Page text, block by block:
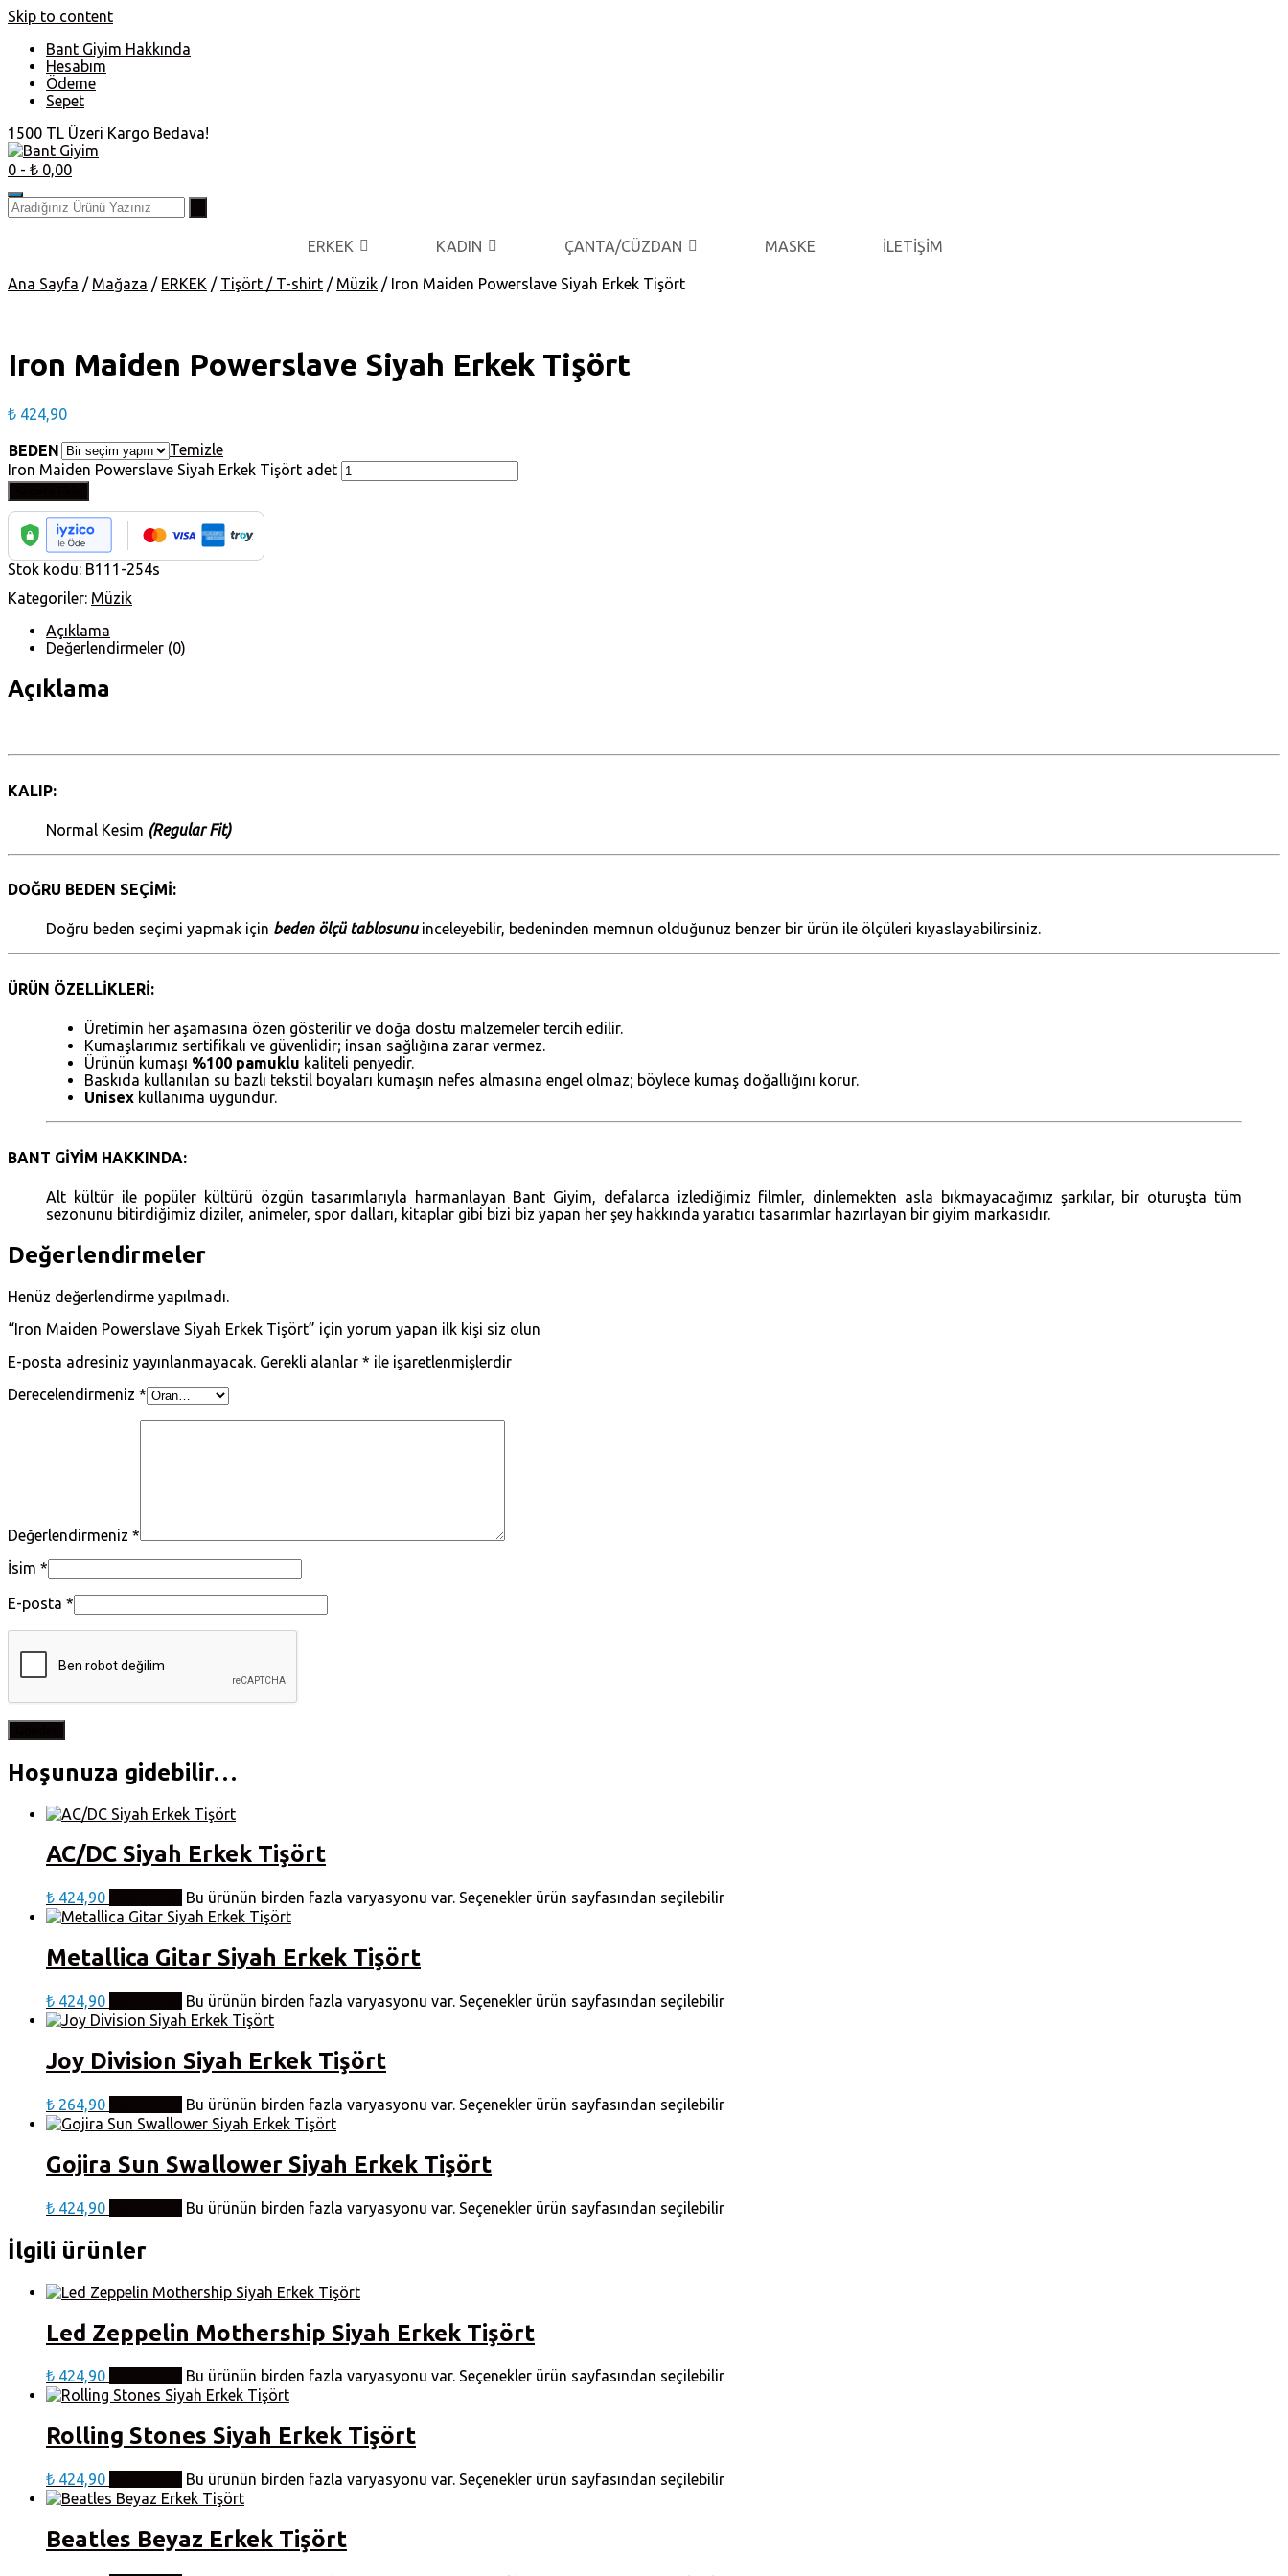
Skip to content
Bant Giyim Hakkında
Hesabım
Ödeme
Sepet
1500 TL Üzeri Kargo Bedava!
0 - ₺ 0,00
ERKEK KADIN ÇANTA/CÜZDAN MASKE İLETİŞİM
Ana Sayfa / Mağaza / ERKEK / Tişört / T-shirt / Müzik / Iron Maiden Powerslave Siyah Erkek Tişört
Iron Maiden Powerslave Siyah Erkek Tişört
₺ 424,90
BEDEN
Temizle
Iron Maiden Powerslave Siyah Erkek Tişört adet
Stok kodu: B111-254s
Kategoriler: Müzik
Açıklama
Değerlendirmeler (0)
Açıklama
KALIP:
Normal Kesim (Regular Fit)
DOĞRU BEDEN SEÇİMİ:
Doğru beden seçimi yapmak için beden ölçü tablosunuinceleyebilir, bedeninden memnun olduğunuz benzer bir ürün ile ölçüleri kıyaslayabilirsiniz.
ÜRÜN ÖZELLİKLERİ:
Üretimin her aşamasına özen gösterilir ve doğa dostu malzemeler tercih edilir.
Kumaşlarımız sertifikalı ve güvenlidir; insan sağlığına zarar vermez.
Ürünün kumaşı %100 pamuklu kaliteli penyedir.
Baskıda kullanılan su bazlı tekstil boyaları kumaşın nefes almasına engel olmaz; böylece kumaş doğallığını korur.
Unisex kullanıma uygundur.
BANT GİYİM HAKKINDA:
Alt kültür ile popüler kültürü özgün tasarımlarıyla harmanlayan Bant Giyim, defalarca izlediğimiz filmler, dinlemekten asla bıkmayacağımız şarkılar, bir oturuşta tüm
sezonunu bitirdiğimiz diziler, animeler, spor dalları, kitaplar gibi bizi biz yapan her şey hakkında yaratıcı tasarımlar hazırlayan bir giyim markasıdır.
Değerlendirmeler
Henüz değerlendirme yapılmadı.
“Iron Maiden Powerslave Siyah Erkek Tişört” için yorum yapan ilk kişi siz olun
E-posta adresiniz yayınlanmayacak. Gerekli alanlar * ile işaretlenmişlerdir
Derecelendirmeniz *
Değerlendirmeniz *
İsim *
E-posta *
Hoşunuza gidebilir…
AC/DC Siyah Erkek Tişört
₺ 424,90 Bu ürünün birden fazla varyasyonu var. Seçenekler ürün sayfasından seçilebilir
Metallica Gitar Siyah Erkek Tişört
₺ 424,90 Bu ürünün birden fazla varyasyonu var. Seçenekler ürün sayfasından seçilebilir
Joy Division Siyah Erkek Tişört
₺ 264,90 Bu ürünün birden fazla varyasyonu var. Seçenekler ürün sayfasından seçilebilir
Gojira Sun Swallower Siyah Erkek Tişört
₺ 424,90 Bu ürünün birden fazla varyasyonu var. Seçenekler ürün sayfasından seçilebilir
İlgili ürünler
Led Zeppelin Mothership Siyah Erkek Tişört
₺ 424,90 Bu ürünün birden fazla varyasyonu var. Seçenekler ürün sayfasından seçilebilir
Rolling Stones Siyah Erkek Tişört
₺ 424,90 Bu ürünün birden fazla varyasyonu var. Seçenekler ürün sayfasından seçilebilir
Beatles Beyaz Erkek Tişört